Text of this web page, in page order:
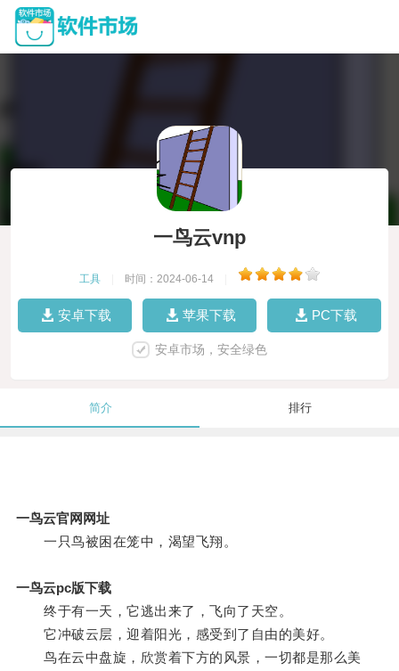
一鸟云vnp
工具 时间：2024-06-14
安卓下载 苹果下载 PC下载
安卓市场，安全绿色
简介 排行
一鸟云官网网址
一只鸟被困在笼中，渴望飞翔。
一鸟云pc版下载
终于有一天，它逃出来了，飞向了天空。
它冲破云层，迎着阳光，感受到了自由的美好。
鸟在云中盘旋，欣赏着下方的风景，一切都是那么美